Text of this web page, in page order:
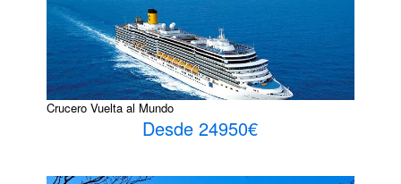
Crucero Vuelta al Mundo
Desde 24950€